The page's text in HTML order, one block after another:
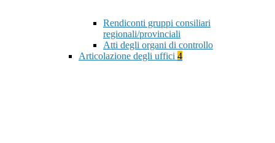
Rendiconti gruppi consiliari
regionali/provinciali
Atti degli organi di controllo
Articolazione degli uffici 4